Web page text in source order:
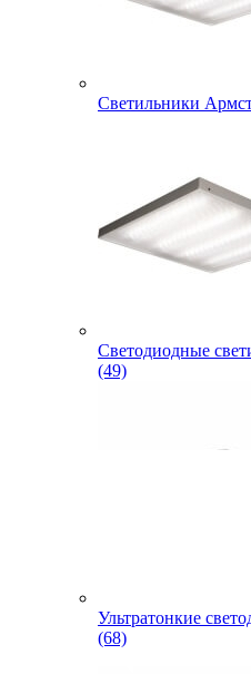
Светильники
Светодиодные
(49)
Ультратонкие
(68)